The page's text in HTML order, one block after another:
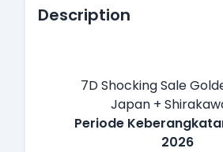
Description
7D Shocking Sale
Japan +
Periode
2026